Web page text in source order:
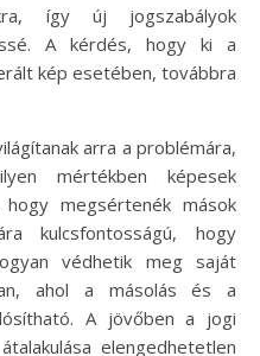
így új jogszabályok
A kérdés, hogy ki a
kép esetében, továbbra
arra a problémára,
mértékben képesek
hogy megsértenék mások
kulcsfontosságú, hogy
védhetik meg saját
ahol a másolás és a
A jövőben a jogi
elengedhetetlen